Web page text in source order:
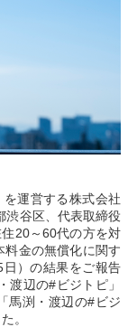
運営する株式会社
渋谷区、代表取締役
20～60代の方を対
料金の無償化に関す
）の結果をご報告
渡辺の#ビジトピ」
馬渕・渡辺の#ビジ
。